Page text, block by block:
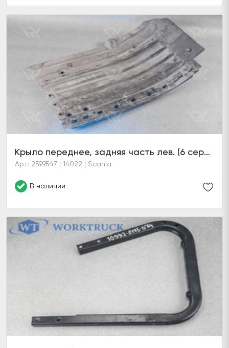
Крыло переднее, задняя часть лев. (6 серия)
Арт: 2599547 | 14022 | Scania
В наличии